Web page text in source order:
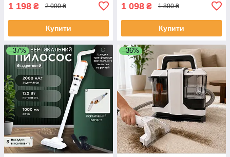
1 198 ₴ 2 000 ₴
Купити
1 098 ₴ 1 800 ₴
Купити
–37% –36%